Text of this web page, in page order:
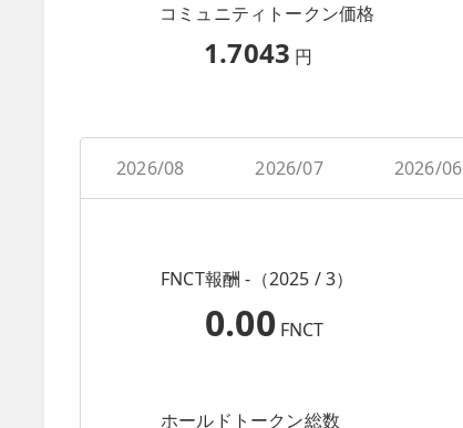
コミュニティトークン価格
1.7043 円
2026/08 2026/07 2026/06
FNCT報酬 -（2025 / 3）
0.00 FNCT
ホールドトークン総数